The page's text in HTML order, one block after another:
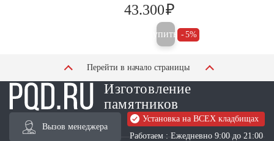
43.300₽
Купить 5%
Перейти в начало страницы
Изготовление
памятников
Вызов менеджера
Установка на ВСЕХ кладбищах
Работаем : Ежедневно 9:00 до 21:00